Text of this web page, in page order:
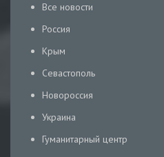
Все новости
Россия
Крым
Севастополь
Новороссия
Украина
Гуманитарный центр